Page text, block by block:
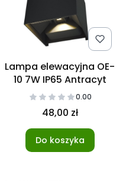
Lampa elewacyjna OE-
10 7W IP65 Antracyt
0.00
48,00 zł
Do koszyka